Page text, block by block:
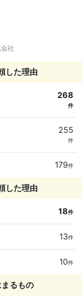
社
した理由
268
件
255
件
179件
した理由
18件
13件
10件
るもの